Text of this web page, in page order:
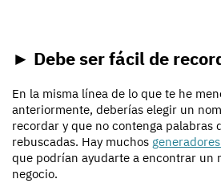
► Debe ser fácil de
En la misma línea de lo que te he
anteriormente, deberías elegir un
recordar y que no contenga palabras
rebuscadas. Hay muchos
que podrían ayudarte a encontrar un
negocio.